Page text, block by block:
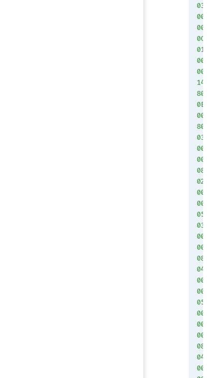
03
00
00
0C
01
00
00
14
80
0E
00
80
03
00
00
08
02
00
00
05
03
00
00
08
04
00
00
05
00
00
00
08
04
00